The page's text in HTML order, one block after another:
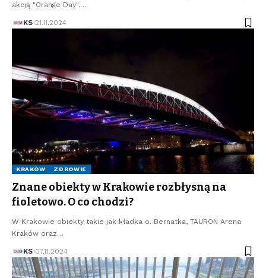
akcją "Orange Day".…
KS 21.11.2024
KRAKÓW ZDROWIE
Znane obiekty w Krakowie rozbłysną na
fioletowo. O co chodzi?
W Krakowie obiekty takie jak kładka o. Bernatka, TAURON Arena
Kraków oraz…
KS 07.11.2024